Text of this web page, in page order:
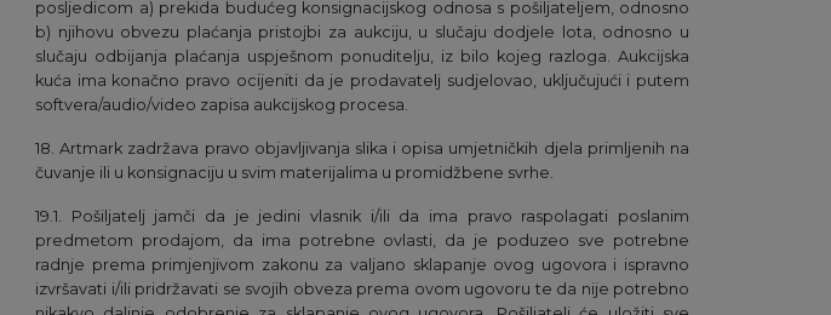
posljedicom a) prekida budućeg konsignacijskog odnosa s pošiljateljem, odnosno
b) njihovu obvezu plaćanja pristojbi za aukciju, u slučaju dodjele lota, odnosno u
slučaju odbijanja plaćanja uspješnom ponuditelju, iz bilo kojeg razloga. Aukcijska
kuća ima konačno pravo ocijeniti da je prodavatelj sudjelovao, uključujući i putem
softvera/audio/video zapisa aukcijskog procesa.
18. Artmark zadržava pravo objavljivanja slika i opisa umjetničkih djela primljenih na
čuvanje ili u konsignaciju u svim materijalima u promidžbene svrhe.
19.1. Pošiljatelj jamči da je jedini vlasnik i/ili da ima pravo raspolagati poslanim
predmetom prodajom, da ima potrebne ovlasti, da je poduzeo sve potrebne
radnje prema primjenjivom zakonu za valjano sklapanje ovog ugovora i ispravno
izvršavati i/ili pridržavati se svojih obveza prema ovom ugovoru te da nije potrebno